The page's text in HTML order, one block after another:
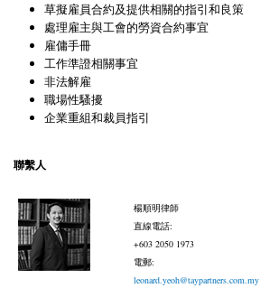
草擬雇員合約及提供相關的指引和良策
處理雇主與工會的勞資合約事宜
雇傭手冊
工作準證相關事宜
非法解雇
職場性騷擾
企業重組和裁員指引
聯繫人
楊順明律師
直線電話:
+603 2050 1973
電郵:
leonard.yeoh@taypartners.com.my